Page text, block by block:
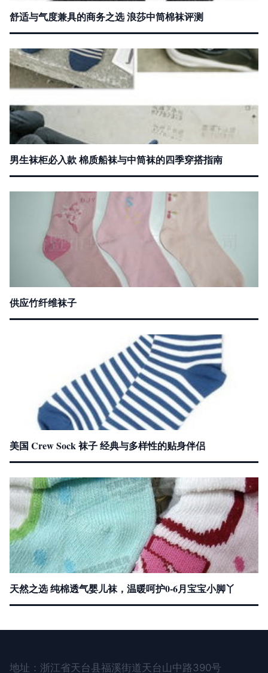
舒适与气度兼具的商务之选 浪莎中筒棉袜评测
男生袜柜必入款 棉质船袜与中筒袜的四季穿搭指南
供应竹纤维袜子
美国 Crew Sock 袜子 经典与多样性的贴身伴侣
天然之选 纯棉透气婴儿袜，温暖呵护0-6月宝宝小脚丫
地址：浙江省天台县福溪街道天台山中路390号